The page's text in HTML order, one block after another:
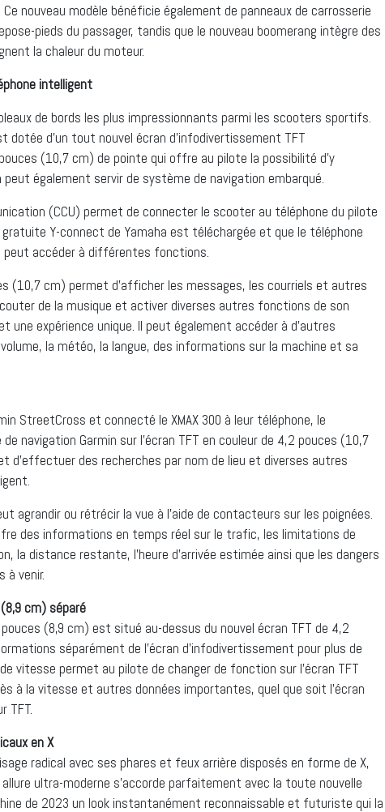
nouveau modèle bénéficie également de panneaux de carrosserie
pieds du passager, tandis que le nouveau boomerang intègre des
la chaleur du moteur.
intelligent
de bords les plus impressionnants parmi les scooters sportifs.
d’un tout nouvel écran d’infodivertissement TFT
(10,7 cm) de pointe qui offre au pilote la possibilité d’y
également servir de système de navigation embarqué.
(CCU) permet de connecter le scooter au téléphone du pilote
Y-connect de Yamaha est téléchargée et que le téléphone
accéder à différentes fonctions.
(10,7 cm) permet d’afficher les messages, les courriels et autres
de la musique et activer diverses autres fonctions de son
une expérience unique. Il peut également accéder à d’autres
la météo, la langue, des informations sur la machine et sa
StreetCross et connecté le XMAX 300 à leur téléphone, le
navigation Garmin sur l’écran TFT en couleur de 4,2 pouces (10,7
d’effectuer des recherches par nom de lieu et diverses autres
agrandir ou rétrécir la vue à l’aide de contacteurs sur les poignées.
des informations en temps réel sur le trafic, les limitations de
la distance restante, l’heure d’arrivée estimée ainsi que les dangers
à venir.
cm) séparé
(8,9 cm) est situé au-dessus du nouvel écran TFT de 4,2
séparément de l’écran d’infodivertissement pour plus de
vitesse permet au pilote de changer de fonction sur l’écran TFT
à la vitesse et autres données importantes, quel que soit l’écran
TFT.
en X
radical avec ses phares et feux arrière disposés en forme de X,
ultra-moderne s’accorde parfaitement avec la toute nouvelle
de 2023 un look instantanément reconnaissable et futuriste qui la